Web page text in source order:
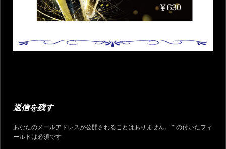
返信を残す
あなたのメールアドレスが公開されることはありません。 * の付いたフィ
ールドは必須です